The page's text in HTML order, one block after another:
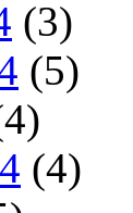
(3)
(5)
(4)